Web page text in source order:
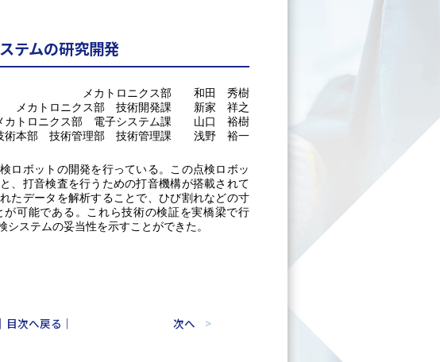
テムの研究開発
メカトロニクス部 和田 秀樹
メカトロニクス部 技術開発課 新家 祥之
カトロニクス部 電子システム課 山口 裕樹
術本部 技術管理部 技術管理課 浅野 裕一
ロボットの開発を行っている。この点検ロボッ
、打音検査を行うための打音機構が搭載されて
たデータを解析することで、ひび割れなどの寸
可能である。これら技術の検証を実橋梁で行
ステムの妥当性を示すことができた。
｜目次へ戻る｜ 次へ